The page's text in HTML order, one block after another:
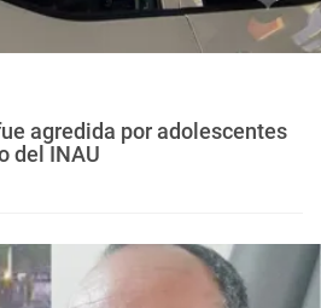
agredida por adolescentes
del INAU